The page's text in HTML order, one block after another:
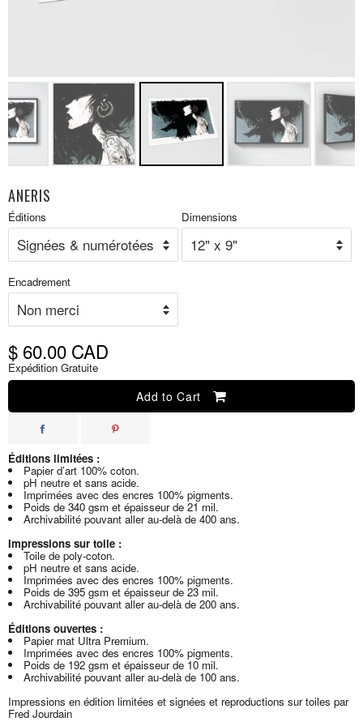
ANERIS
Prix
réduit
Éditions Dimensions
Encadrement
$ 60.00 CAD
Expédition Gratuite
Add to Cart
Éditions limitées :
Papier d’art 100% coton.
pH neutre et sans acide.
Imprimées avec des encres 100% pigments.
Poids de 340 gsm et épaisseur de 21 mil.
Archivabilité pouvant aller au-delà de 400 ans.
Impressions sur toile :
Toile de poly-coton.
pH neutre et sans acide.
Imprimées avec des encres 100% pigments.
Poids de 395 gsm et épaisseur de 23 mil.
Archivabilité pouvant aller au-delà de 200 ans.
Éditions ouvertes :
Papier mat Ultra Premium.
Imprimées avec des encres 100% pigments.
Poids de 192 gsm et épaisseur de 10 mil.
Archivabilité pouvant aller au-delà de 100 ans.
Impressions en édition limitées et signées et reproductions sur toiles par
Fred Jourdain